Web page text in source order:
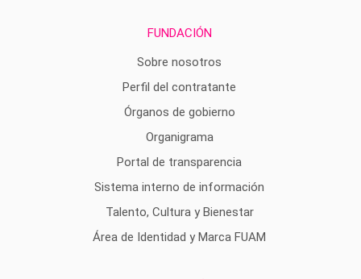
FUNDACIÓN
Sobre nosotros
Perfil del contratante
Órganos de gobierno
Organigrama
Portal de transparencia
Sistema interno de información
Talento, Cultura y Bienestar
Área de Identidad y Marca FUAM